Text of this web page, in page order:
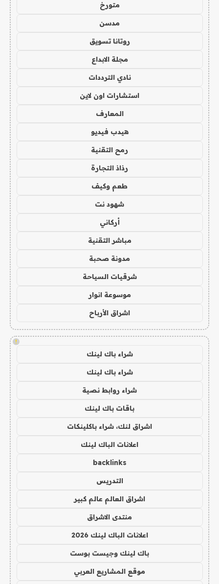
متورخ
مدسن
روتانا تسويق
مجلة الابداع
نادي الترددات
استشارات اون لاين
المعارف
هيدب فيديو
رمح التقنية
رذاذ التجارة
طعم وكيف
شهود نت
أركاني
مباشر التقنية
مدونة صحبة
شرقيات السياحة
موسوعة انوار
اشراق الأرباح
!
شراء باك لينك
شراء باك لينك
شراء روابط نصية
باقات باك لينك
اشراق لنك، شراء باكلينكات
اعلانات الباك لينك
backlinks
التدريس
اشراق العالم عالم كبير
منتدى الاشراق
اعلانات الباك لينك 2026
باك لينك وجيست بوست
موقع المشاريع العربي